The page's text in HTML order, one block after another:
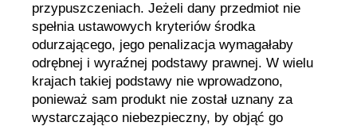
przypuszczeniach. Jeżeli dany przedmiot nie
spełnia ustawowych kryteriów środka
odurzającego, jego penalizacja wymagałaby
odrębnej i wyraźnej podstawy prawnej. W wielu
krajach takiej podstawy nie wprowadzono,
ponieważ sam produkt nie został uznany za
wystarczająco niebezpieczny, by objąć go